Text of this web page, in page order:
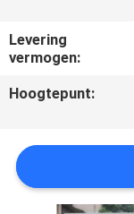
VERZOEK
OM EEN
SITEMAP
Levering
vermogen:
Hoogtepunt: